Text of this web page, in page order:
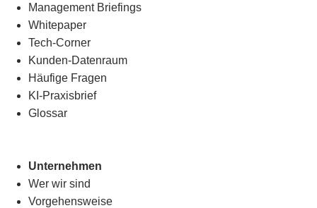
Management Briefings
Whitepaper
Tech-Corner
Kunden-Datenraum
Häufige Fragen
KI-Praxisbrief
Glossar
Unternehmen
Wer wir sind
Vorgehensweise